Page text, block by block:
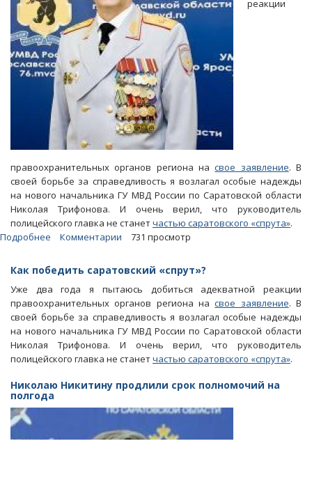
реакции
правоохранительных органов региона насвое заявление. В
своей борьбе за справедливость я возлагал особые надежды
на нового начальника ГУ МВД России по Саратовской области
Николая Трифонова. И очень верил, что руководитель
полицейского главка не станетчастью саратовского «спрута».
Подробнее
Николай
Трифонов
погрузился
в
саратовское
«болото»
Комментарии 731 просмотр
Как победить саратовский «спрут»?
Уже два года я пытаюсь добиться адекватной реакции
правоохранительных органов региона насвое заявление. В
своей борьбе за справедливость я возлагал особые надежды
на нового начальника ГУ МВД России по Саратовской области
Николая Трифонова. И очень верил, что руководитель
полицейского главка не станетчастью саратовского «спрута».
Николаю Никитину продлили срок полномочий на
полгода